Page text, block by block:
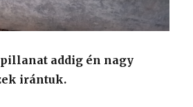
addig én nagy
irántuk.